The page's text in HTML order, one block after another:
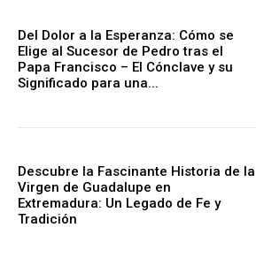
Del Dolor a la Esperanza: Cómo se
Elige al Sucesor de Pedro tras el
Papa Francisco – El Cónclave y su
Significado para una...
Descubre la Fascinante Historia de la
Virgen de Guadalupe en
Extremadura: Un Legado de Fe y
Tradición